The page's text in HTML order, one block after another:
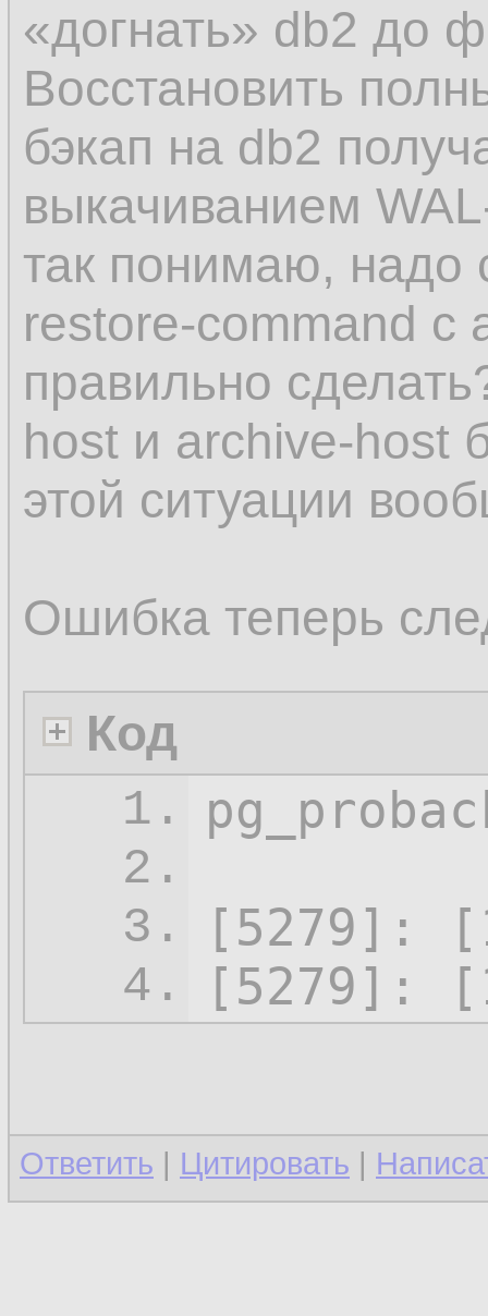
«догнать» db2 до
Восстановить
бэкап на db2
выкачиванием
так понимаю, надо
restore-command с
правильно
host и archive-host
этой ситуации
Ошибка теперь
Код
1.
2.
3.
4.
[5279]:
[5279]:
Ответить | Цитировать |